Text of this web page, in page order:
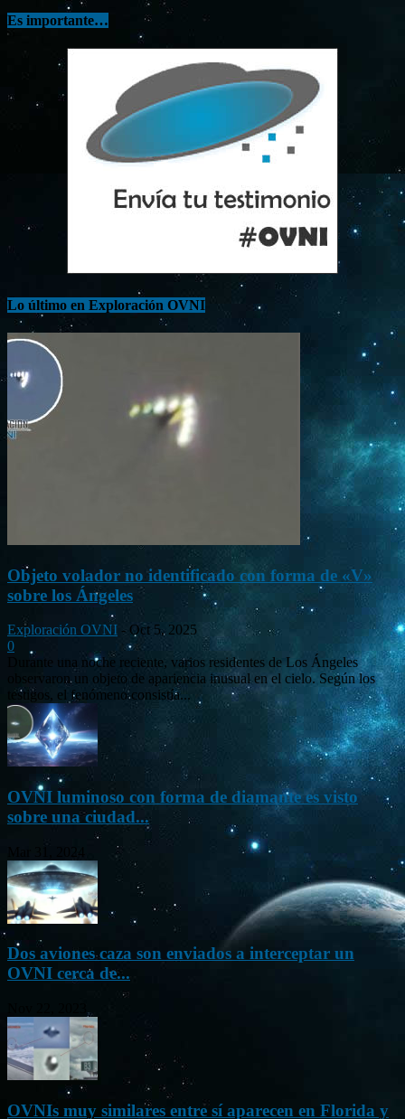
Es importante…
Lo último en Exploración OVNI
Objeto volador no identificado con forma de «V»
sobre los Ángeles
Exploración OVNI - Oct 5, 2025
0
Durante una noche reciente, varios residentes de Los Ángeles
observaron un objeto de apariencia inusual en el cielo. Según los
testigos, el fenómeno consistía...
OVNI luminoso con forma de diamante es visto
sobre una ciudad...
Dos aviones caza son enviados a interceptar un
OVNI cerca de...
OVNIs muy similares entre sí aparecen en Florida y